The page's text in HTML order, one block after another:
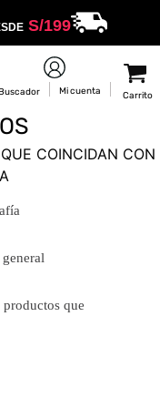
S/199
COINCIDAN CON
productos